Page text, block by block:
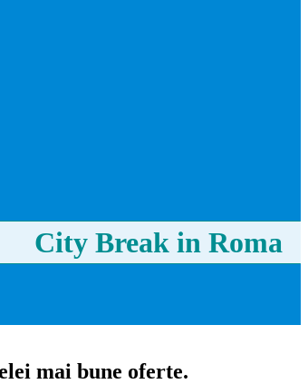
City Break in Roma
mai bune oferte.